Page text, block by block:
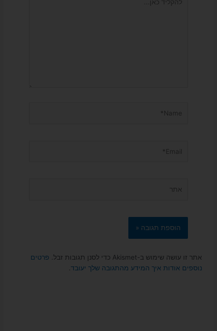
אתר זו עושה שימוש ב-Akismet כדי לסנן תגובות זבל.
פרטים
נוספים אודות איך המידע מהתגובה שלך יעובד